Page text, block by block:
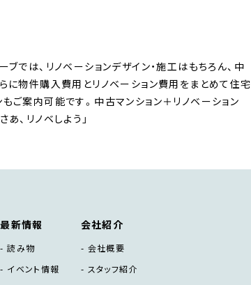
では、リノベーションデザイン・施工はもちろん、中
に物件購入費用とリノベーション費用をまとめて住宅
ご案内可能です。中古マンション＋リノベーション
、リノベしよう」
最新情報
読み物
イベント情報
会社紹介
会社概要
スタッフ紹介